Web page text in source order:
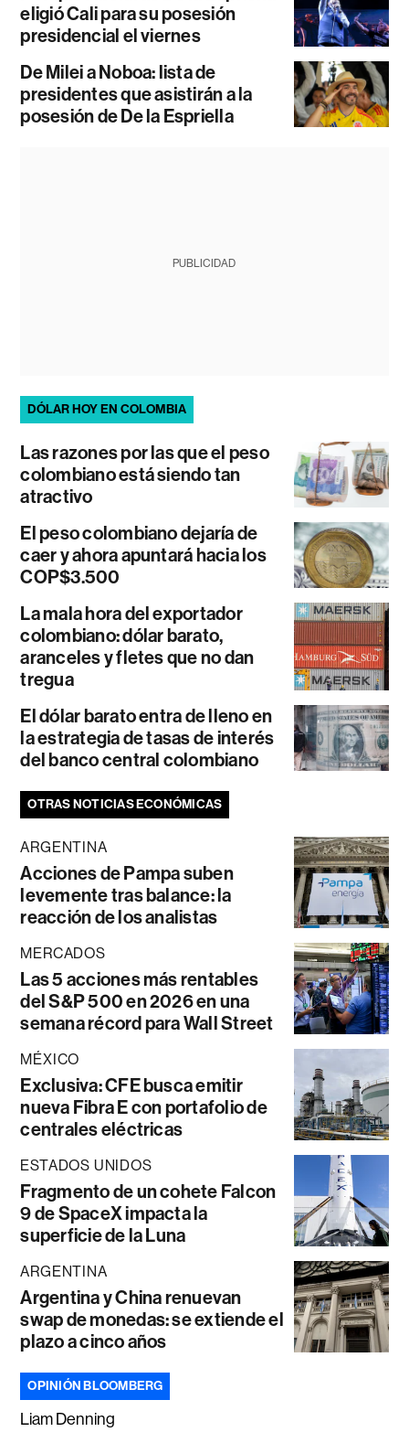
eligió Cali para su posesión
presidencial el viernes
De Milei a Noboa: lista de
presidentes que asistirán a la
posesión de De la Espriella
PUBLICIDAD
DÓLAR HOY EN COLOMBIA
Las razones por las que el peso
colombiano está siendo tan
atractivo
El peso colombiano dejaría de
caer y ahora apuntará hacia los
COP$3.500
La mala hora del exportador
colombiano: dólar barato,
aranceles y fletes que no dan
tregua
El dólar barato entra de lleno en
la estrategia de tasas de interés
del banco central colombiano
OTRAS NOTICIAS ECONÓMICAS
ARGENTINA
Acciones de Pampa suben
levemente tras balance: la
reacción de los analistas
MERCADOS
Las 5 acciones más rentables
del S&P 500 en 2026 en una
semana récord para Wall Street
MÉXICO
Exclusiva: CFE busca emitir
nueva Fibra E con portafolio de
centrales eléctricas
ESTADOS UNIDOS
Fragmento de un cohete Falcon
9 de SpaceX impacta la
superficie de la Luna
ARGENTINA
Argentina y China renuevan
swap de monedas: se extiende el
plazo a cinco años
OPINIÓN BLOOMBERG
Liam Denning